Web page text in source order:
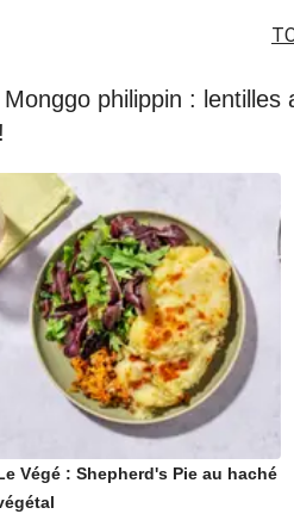
philippin : lentilles
Végé : Shepherd's Pie au haché